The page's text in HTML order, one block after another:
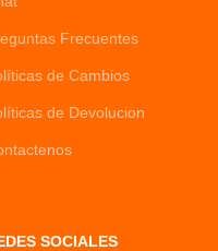
Frecuentes
de Cambios
de Devolucion
SOCIALES